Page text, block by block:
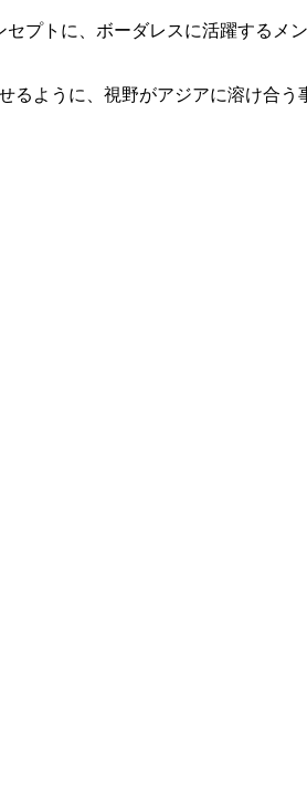
プトに、ボーダレスに活躍する
るように、視野がアジアに溶け合